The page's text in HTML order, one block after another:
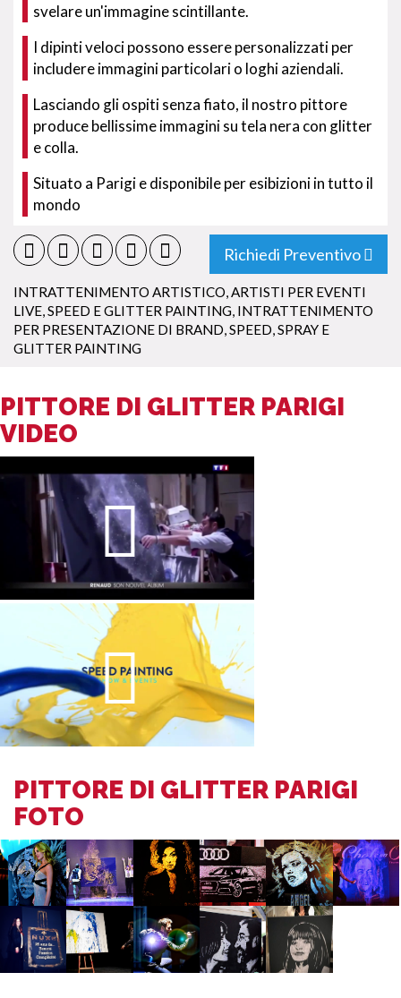
svelare un'immagine scintillante.
I dipinti veloci possono essere personalizzati per
includere immagini particolari o loghi aziendali.
Lasciando gli ospiti senza fiato, il nostro pittore
produce bellissime immagini su tela nera con glitter
e colla.
Situato a Parigi e disponibile per esibizioni in tutto il
mondo
Richiedi Preventivo
INTRATTENIMENTO ARTISTICO,ARTISTI PER EVENTI
LIVE,SPEED E GLITTER PAINTING, INTRATTENIMENTO
PER PRESENTAZIONE DI BRAND,SPEED, SPRAY E
GLITTER PAINTING
PITTORE DI GLITTER PARIGI
VIDEO
PITTORE DI GLITTER PARIGI
FOTO